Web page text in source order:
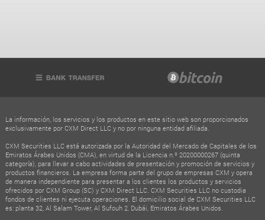
La información, los servicios y los productos en este sitio web son proporcionados
exclusivamente por CXM Direct LLC y no por ninguna entidad afiliada.
CXM Securities LLC está autorizada por la Autoridad del Mercado de Capitales de los
Emiratos Árabes Unidos (CMA), en virtud de la Licencia n.º 20200000267 (quinta
categoría), para llevar a cabo actividades de presentación y promoción de servicios y
productos financieros. La empresa forma parte del grupo de empresas CXM y opera
de manera independiente para presentar a los clientes los productos y servicios
ofrecidos por CXM Group (SC) y CXM Direct LLC. CXM Securities LLC no custodia
fondos de clientes ni ejecuta operaciones. El domicilio social de CXM Securities LLC
es: planta 32, Al Salam Tower, Al Sufouh 2, Dubái, Emiratos Árabes Unidos.